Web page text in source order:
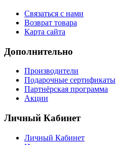
Связаться с нами
Возврат товара
Карта сайта
Дополнительно
Производители
Подарочные сертификаты
Партнёрская программа
Акции
Личный Кабинет
Личный Кабинет